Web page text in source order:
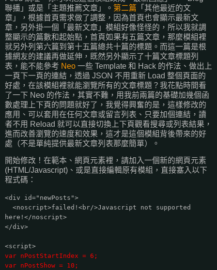
聯播」或是「主題推薦文章」。 第二篇 「其他最近的文
章」，根據首頁需求做了調整，因為首頁也會顯示最新文
章，另外掛一個「最新文章」模組好像怪怪的，所以我就調
整顯示的篇數和起始點，首頁如果有五篇文章，那麼模組裡
就另外列第六篇到第十五篇總共十篇的標題。而這一篇是根
據網友的建議再做延伸，既然另外顯示了十篇文章標題列
表，能不能參考 Neo 一些 Template 和 Hack 的作法、做出上
一頁下一頁的連結，透過 JSON 不用重新 Load 整個頁面的
好處，在該模組裡就能瀏覽所有的文章標題？我花點時間看
了一下 Neo 的作法，其實不難，用我前兩篇的基礎加幾個函
數處理上下頁的問題就好了，我覺得興奮的是，這樣修改的
應用、可以套用在任何文章或留言列表、只要加個連結，讀
者不用 Reload 就可以直接切換上下頁觀看搜尋或列表結果，
進而改善瀏覽的速度和效果，這才是這個模組背後帶來的好
處（不是單純提供最新文章列表那麼簡單）。
開始修改！在範本、網頁元素裡，請加入一個新的網頁元素
(HTML/Javascript)、或是直接編輯原有模組，直接塞入以下
程式碼：
<div id="newPosts">
<noscript>failed!<br/>Javascript not supported
here!</noscript>
</div>
<script>
var nPostStartIndex = 6;
var nPostShow = 10;